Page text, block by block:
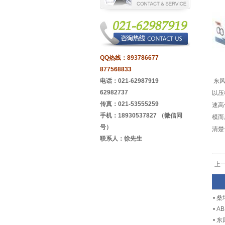
东
以
速
模
清
上
• 桑
•
• 东
QQ热线： 893786677
877568833
电话：021-62987919
62982737
传真：021-53555259
手机：18930537827 （微信同
号）
联系人：徐先生